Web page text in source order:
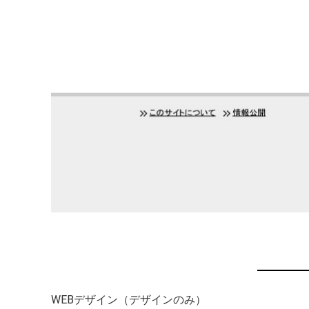
WEBデザイン（デザインのみ）